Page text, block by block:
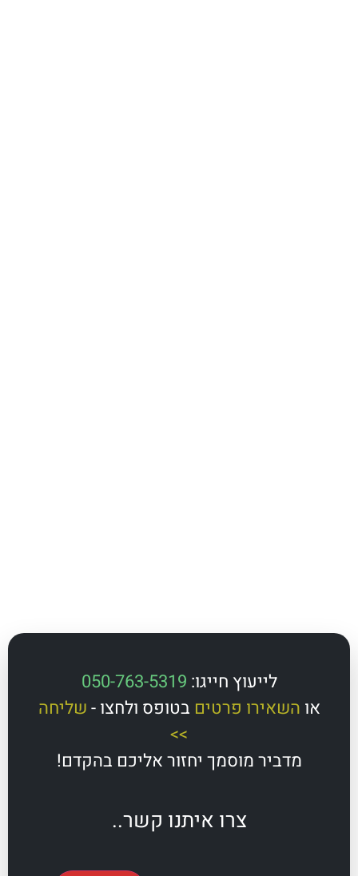
לייעוץ חייגו:050-763-5319
השאירו פרטים בטופס ולחצו - שליחה
מדביר מוסמך יחזור אליכם בהקדם!
צרו איתנו קשר..